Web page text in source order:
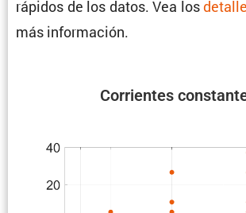
rápidos de los datos. Vea los
más información.
Corrientes